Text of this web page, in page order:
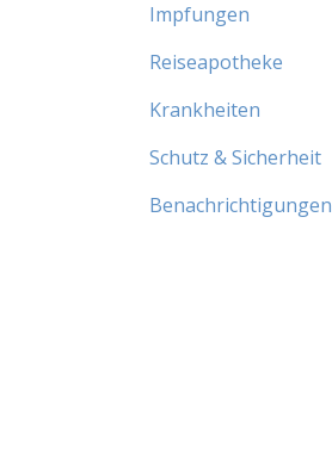
Impfungen
Reiseapotheke
Krankheiten
Schutz & Sicherheit
Benachrichtigungen